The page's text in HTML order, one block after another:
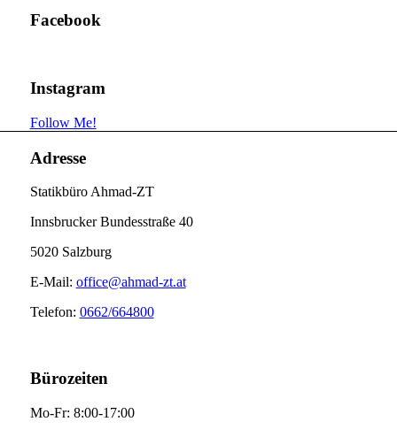
Facebook
Instagram
Follow Me!
Adresse
Statikbüro Ahmad-ZT
Innsbrucker Bundesstraße 40
5020 Salzburg
E-Mail: office@ahmad-zt.at
Telefon: 0662/664800
Bürozeiten
Mo-Fr: 8:00-17:00